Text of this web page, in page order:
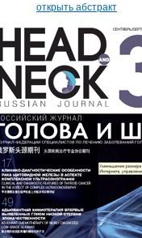
открыть абстракт